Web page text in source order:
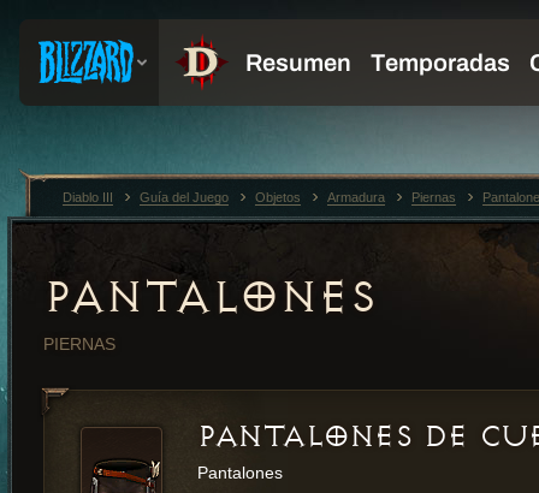
PANTALONES
PIERNAS
PANTALONES DE
Pantalones
Diablo III Guía del Juego Objetos Armadura Piernas